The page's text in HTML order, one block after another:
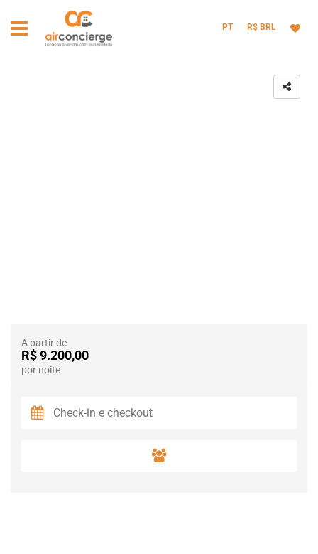
PT R$ BRL
A partir de
R$ 9.200,00
por noite